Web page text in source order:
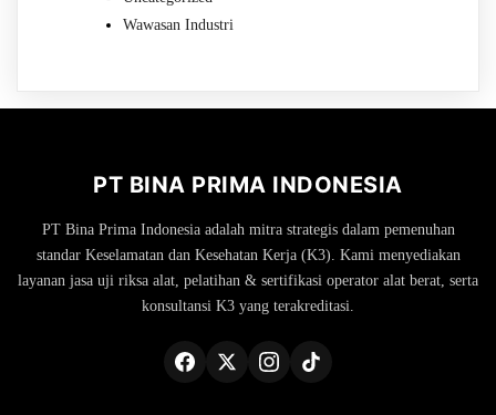
Wawasan Industri
PT BINA PRIMA INDONESIA
PT Bina Prima Indonesia adalah mitra strategis dalam pemenuhan
standar Keselamatan dan Kesehatan Kerja (K3). Kami menyediakan
layanan jasa uji riksa alat, pelatihan & sertifikasi operator alat berat, serta
konsultansi K3 yang terakreditasi.